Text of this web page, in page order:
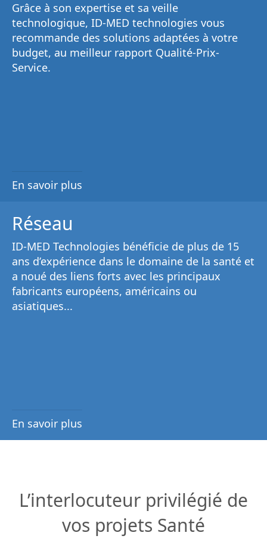
Grâce à son expertise et sa veille
technologique, ID-MED technologies vous
recommande des solutions adaptées à votre
budget, au meilleur rapport Qualité-Prix-
Service.
En savoir plus
Réseau
ID-MED Technologies bénéficie de plus de 15
ans d’expérience dans le domaine de la santé et
a noué des liens forts avec les principaux
fabricants européens, américains ou
asiatiques...
En savoir plus
L’interlocuteur privilégié de
vos projets Santé